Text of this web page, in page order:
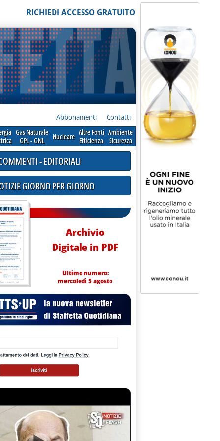
RICHIEDI ACCESSO GRATUITO
Abbonamenti Contatti
Gas Naturale
GPL - GNL
Nucleare Altre Fonti
Efficienza
Ambiente
Sicurezza
G.U. adesione dell'Italia all'International Energy Forum'
- EDITORIALI
GIORNO PER GIORNO
Archivio
Digitale in PDF
Ultimo numero:
mercoledì 5 agosto